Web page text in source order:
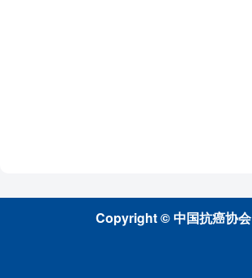
Copyright © 中国抗癌协会